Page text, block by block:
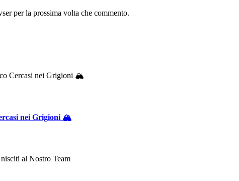
per la prossima volta che commento.
nei Grigioni 🏔️